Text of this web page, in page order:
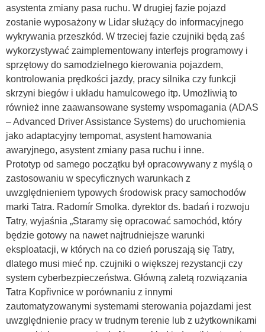
asystenta zmiany pasa ruchu. W drugiej fazie pojazd
zostanie wyposażony w Lidar służący do informacyjnego
wykrywania przeszkód. W trzeciej fazie czujniki będą zaś
wykorzystywać zaimplementowany interfejs programowy i
sprzętowy do samodzielnego kierowania pojazdem,
kontrolowania prędkości jazdy, pracy silnika czy funkcji
skrzyni biegów i układu hamulcowego itp. Umożliwią to
również inne zaawansowane systemy wspomagania (ADAS
– Advanced Driver Assistance Systems) do uruchomienia
jako adaptacyjny tempomat, asystent hamowania
awaryjnego, asystent zmiany pasa ruchu i inne.
Prototyp od samego początku był opracowywany z myślą o
zastosowaniu w specyficznych warunkach z
uwzględnieniem typowych środowisk pracy samochodów
marki Tatra. Radomír Smolka. dyrektor ds. badań i rozwoju
Tatry, wyjaśnia „Staramy się opracować samochód, który
będzie gotowy na nawet najtrudniejsze warunki
eksploatacji, w których na co dzień poruszają się Tatry,
dlatego musi mieć np. czujniki o większej rezystancji czy
system cyberbezpieczeństwa. Główną zaletą rozwiązania
Tatra Kopřivnice w porównaniu z innymi
zautomatyzowanymi systemami sterowania pojazdami jest
uwzględnienie pracy w trudnym terenie lub z użytkownikami